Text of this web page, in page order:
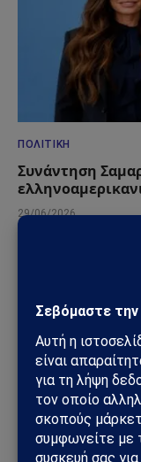
ΠΟΛΙΤΙΚΉ
Συνάντηση
29/06/2026